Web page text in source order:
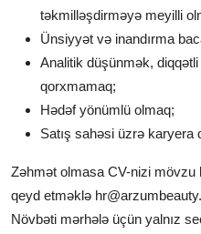
təkmilləşdirməyə meyilli
Ünsiyyət və inandırma
Analitik düşünmək,
qorxmamaq;
Hədəf yönümlü olmaq;
Satış sahəsi üzrə karyera
Zəhmət olmasa CV-nizi mövzu
qeyd etməklə hr@arzumbeauty
Növbəti mərhələ üçün yalnız